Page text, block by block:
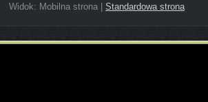
Widok: Mobilna strona| Standardowa strona